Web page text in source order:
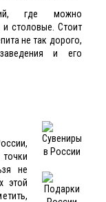
где можно
и столовые. Стоит
не так дорого,
и его
не
этой